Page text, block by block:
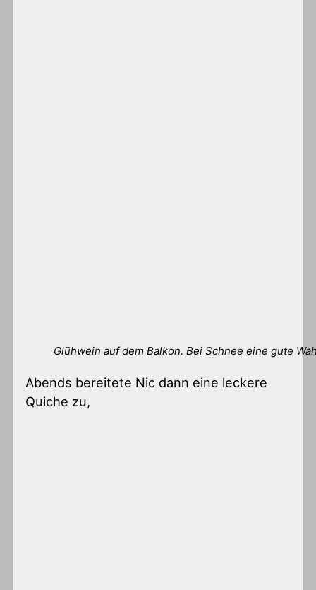
Glühwein auf dem Balkon. Bei Schnee eine gute
Abends bereitete Nic dann eine leckere
Quiche zu,